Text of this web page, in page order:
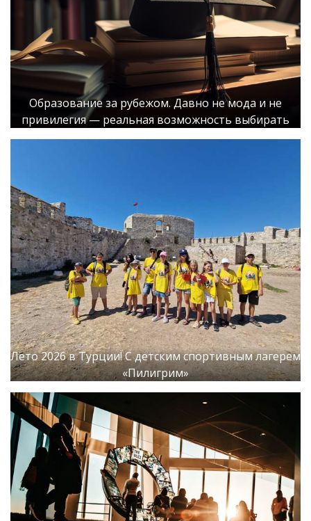
Образование за рубежом. Давно не мода и не
привилегия — реальная возможность выбирать
Лето 2026 в Турции! С детским спортивным лагерем
«Пилигрим»